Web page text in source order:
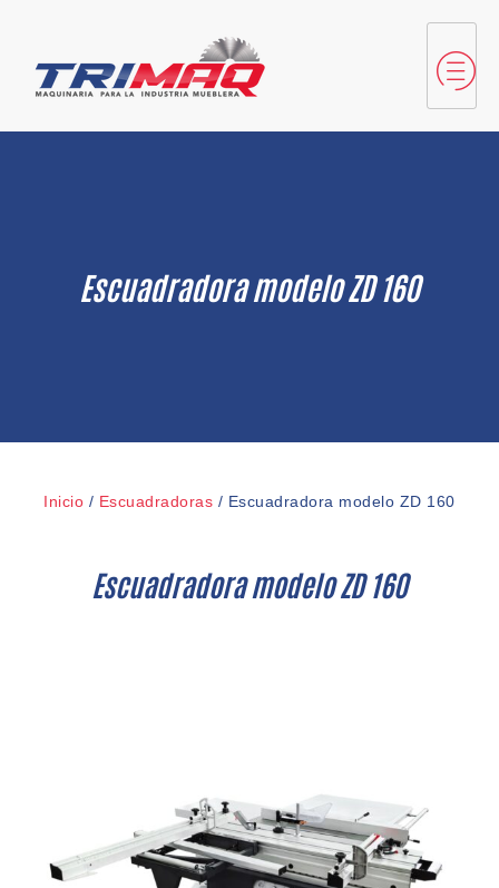
Escuadradora modelo ZD 160
Inicio / Escuadradoras / Escuadradora modelo ZD 160
Escuadradora modelo ZD 160